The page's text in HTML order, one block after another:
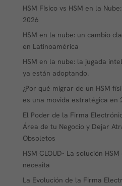
HSM Físico vs HSM en la
2026
HSM en la nube: un cambio
en Latinoamérica
HSM en la nube: la jugada
ya están adoptando.
¿Por qué migrar de un HSM
es una movida estratégica en
El Poder de la Firma
Área de tu Negocio y Dejar
Obsoletos
HSM CLOUD- La solución
necesita
La Evolución de la Firma